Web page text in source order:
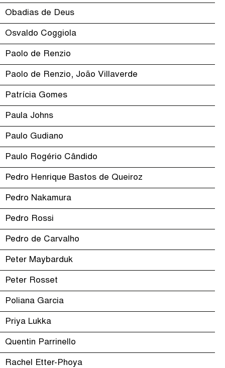
Obadias de Deus
Osvaldo Coggiola
Paolo de Renzio
Paolo de Renzio, João Villaverde
Patrícia Gomes
Paula Johns
Paulo Gudiano
Paulo Rogério Cândido
Pedro Henrique Bastos de Queiroz
Pedro Nakamura
Pedro Rossi
Pedro de Carvalho
Peter Maybarduk
Peter Rosset
Poliana Garcia
Priya Lukka
Quentin Parrinello
Rachel Etter-Phoya